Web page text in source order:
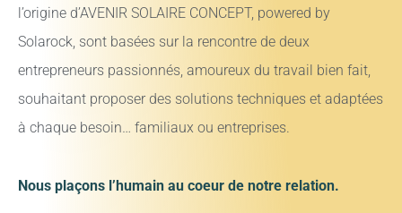
l’origine d’AVENIR SOLAIRE CONCEPT, powered by
Solarock, sont basées sur la rencontre de deux
entrepreneurs passionnés, amoureux du travail bien fait,
souhaitant proposer des solutions techniques et adaptées
à chaque besoin… familiaux ou entreprises.
Nous plaçons l’humain au coeur de notre relation.